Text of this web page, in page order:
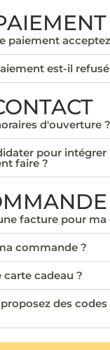
paiement
est-il refusé
d'ouverture ?
pour intégrer
faire ?
facture pour
commande ?
cadeau ?
des codes